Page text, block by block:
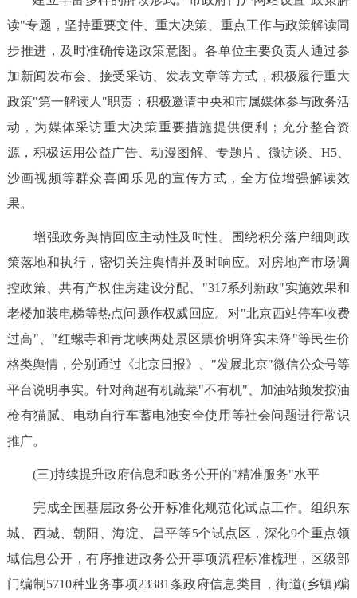
读"专题，坚持重要文件、重大决策、重点工作与政策解读同
步推进，及时准确传递政策意图。各单位主要负责人通过参
加新闻发布会、接受采访、发表文章等方式，积极履行重大
政策"第一解读人"职责；积极邀请中央和市属媒体参与政务活
动，为媒体采访重大决策重要措施提供便利；充分整合资
源，积极运用公益广告、动漫图解、专题片、微访谈、H5、
沙画视频等群众喜闻乐见的宣传方式，全方位增强解读效
果。
增强政务舆情回应主动性及时性。围绕积分落户细则政
策落地和执行，密切关注舆情并及时响应。对房地产市场调
控政策、共有产权住房建设分配、"317系列新政"实施效果和
老楼加装电梯等热点问题作权威回应。对"北京西站停车收费
过高"、"红螺寺和青龙峡两处景区票价明降实未降"等民生价
格类舆情，分别通过《北京日报》、"发展北京"微信公众号等
平台说明事实。针对商超有机蔬菜"不有机"、加油站频发按油
枪有猫腻、电动自行车蓄电池安全使用等社会问题进行常识
推广。
(三)持续提升政府信息和政务公开的"精准服务"水平
完成全国基层政务公开标准化规范化试点工作。组织东
城、西城、朝阳、海淀、昌平等5个试点区，深化9个重点领
域信息公开，有序推进政务公开事项流程标准梳理，区级部
门编制5710种业务事项23381条政府信息类目，街道(乡镇)编